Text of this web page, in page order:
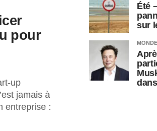
pour
up
jamais à
entreprise :
Été
sur